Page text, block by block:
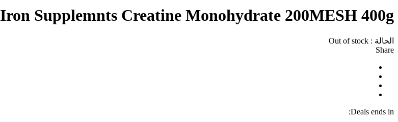
Iron Supplemnts Creatine Monohydrate 200MESH 400g
الحالة : Out of stock
Share
Deals ends in: